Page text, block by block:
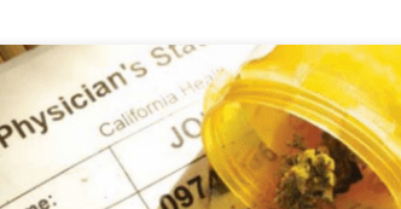
że chorzy ludzie w razie nagłego wypadku